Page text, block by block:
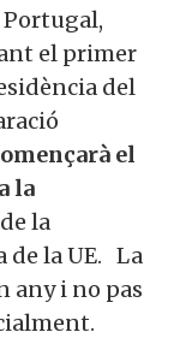
Portugal,
el primer
del
el
la
la
de la UE. La
any i no pas